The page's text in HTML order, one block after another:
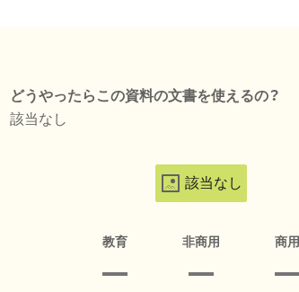
どうやったらこの資料の文書を使えるの？
該当なし
該当なし
教育 非商用 商用